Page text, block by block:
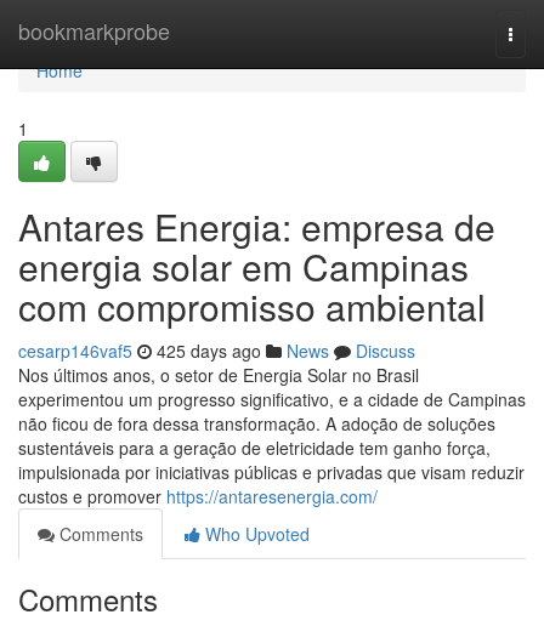
bookmarkprobe
Home
Home
1
Antares Energia: empresa de
energia solar em Campinas
com compromisso ambiental
cesarp146vaf5 425 days ago News
Discuss
Nos últimos anos, o setor de Energia Solar no Brasil
experimentou um progresso significativo, e a cidade de Campinas
não ficou de fora dessa transformação. A adoção de soluções
sustentáveis para a geração de eletricidade tem ganho força,
impulsionada por iniciativas públicas e privadas que visam reduzir
custos e promover https://antaresenergia.com/
Comments
Who Upvoted
Comments